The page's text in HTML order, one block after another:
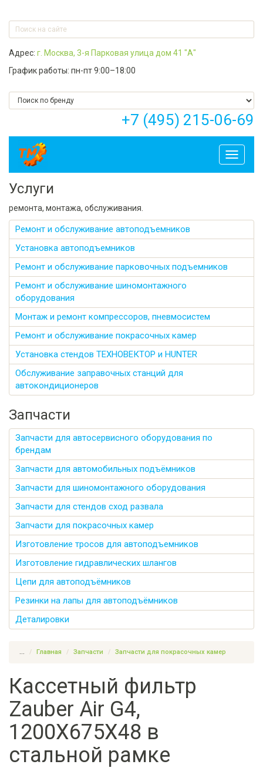
Адрес: г. Москва, 3-я Парковая улица дом 41 "А"
График работы: пн-пт 9:00–18:00
+7 (495) 215-06-69
Toggle
Услуги
ремонта, монтажа, обслуживания.
Ремонт и обслуживание автоподъемников
Установка автоподъемников
Ремонт и обслуживание парковочных подъемников
Ремонт и обслуживание шиномонтажного
оборудования
Монтаж и ремонт компрессоров, пневмосистем
Ремонт и обслуживание покрасочных камер
Установка стендов ТЕХНОВЕКТОР и HUNTER
Обслуживание заправочных станций для
автокондиционеров
Запчасти
Запчасти для автосервисного оборудования по
брендам
Запчасти для автомобильных подъёмников
Запчасти для шиномонтажного оборудования
Запчасти для стендов сход развала
Запчасти для покрасочных камер
Изготовление тросов для автоподъемников
Изготовление гидравлических шлангов
Цепи для автоподъёмников
Резинки на лапы для автоподъёмников
Деталировки
... Главная Запчасти Запчасти для покрасочных камер
Кассетный фильтр
Zauber Air G4,
1200Х675Х48 в
стальной рамке